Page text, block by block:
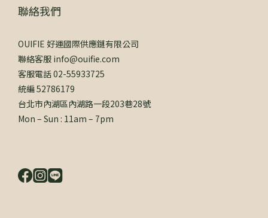
聯絡我們
OUIFIE 好運國際供應鏈有限公司
聯絡客服 info@ouifie.com
客服電話 02-55933725
統編 52786179
台北市內湖區內湖路一段203巷28號
Mon – Sun : 11am – 7pm